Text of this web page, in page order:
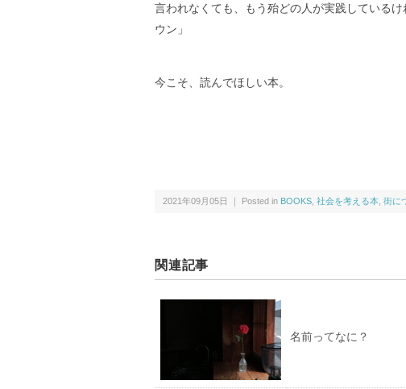
言われなくても、もう殆どの人が実践している
ウン」
今こそ、読んでほしい本。
2021年09月05日 ｜ Posted in BOOKS 社会を考える本 街に
関連記事
名前ってなに？